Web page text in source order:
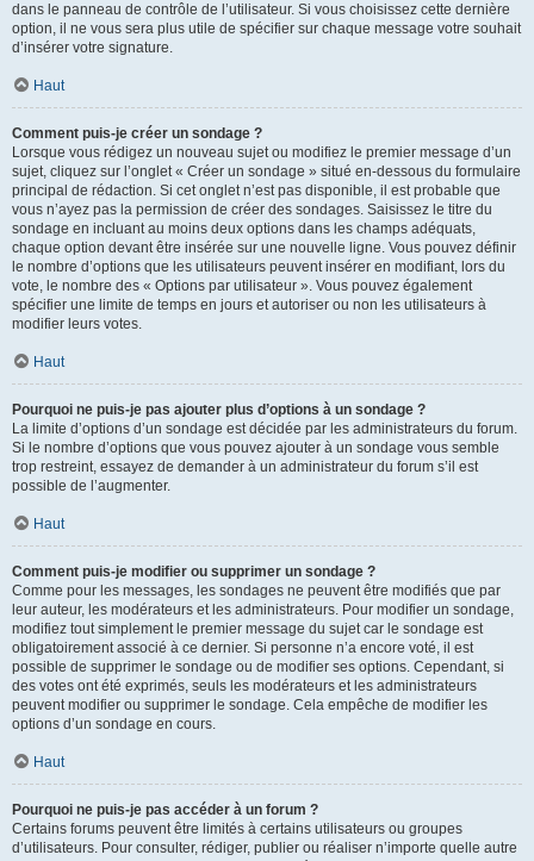
dans le panneau de contrôle de l’utilisateur. Si vous choisissez cette dernière
option, il ne vous sera plus utile de spécifier sur chaque message votre souhait
d’insérer votre signature.
Haut
Comment puis-je créer un sondage ?
Lorsque vous rédigez un nouveau sujet ou modifiez le premier message d’un
sujet, cliquez sur l’onglet « Créer un sondage » situé en-dessous du formulaire
principal de rédaction. Si cet onglet n’est pas disponible, il est probable que
vous n’ayez pas la permission de créer des sondages. Saisissez le titre du
sondage en incluant au moins deux options dans les champs adéquats,
chaque option devant être insérée sur une nouvelle ligne. Vous pouvez définir
le nombre d’options que les utilisateurs peuvent insérer en modifiant, lors du
vote, le nombre des « Options par utilisateur ». Vous pouvez également
spécifier une limite de temps en jours et autoriser ou non les utilisateurs à
modifier leurs votes.
Haut
Pourquoi ne puis-je pas ajouter plus d’options à un sondage ?
La limite d’options d’un sondage est décidée par les administrateurs du forum.
Si le nombre d’options que vous pouvez ajouter à un sondage vous semble
trop restreint, essayez de demander à un administrateur du forum s’il est
possible de l’augmenter.
Haut
Comment puis-je modifier ou supprimer un sondage ?
Comme pour les messages, les sondages ne peuvent être modifiés que par
leur auteur, les modérateurs et les administrateurs. Pour modifier un sondage,
modifiez tout simplement le premier message du sujet car le sondage est
obligatoirement associé à ce dernier. Si personne n’a encore voté, il est
possible de supprimer le sondage ou de modifier ses options. Cependant, si
des votes ont été exprimés, seuls les modérateurs et les administrateurs
peuvent modifier ou supprimer le sondage. Cela empêche de modifier les
options d’un sondage en cours.
Haut
Pourquoi ne puis-je pas accéder à un forum ?
Certains forums peuvent être limités à certains utilisateurs ou groupes
d’utilisateurs. Pour consulter, rédiger, publier ou réaliser n’importe quelle autre